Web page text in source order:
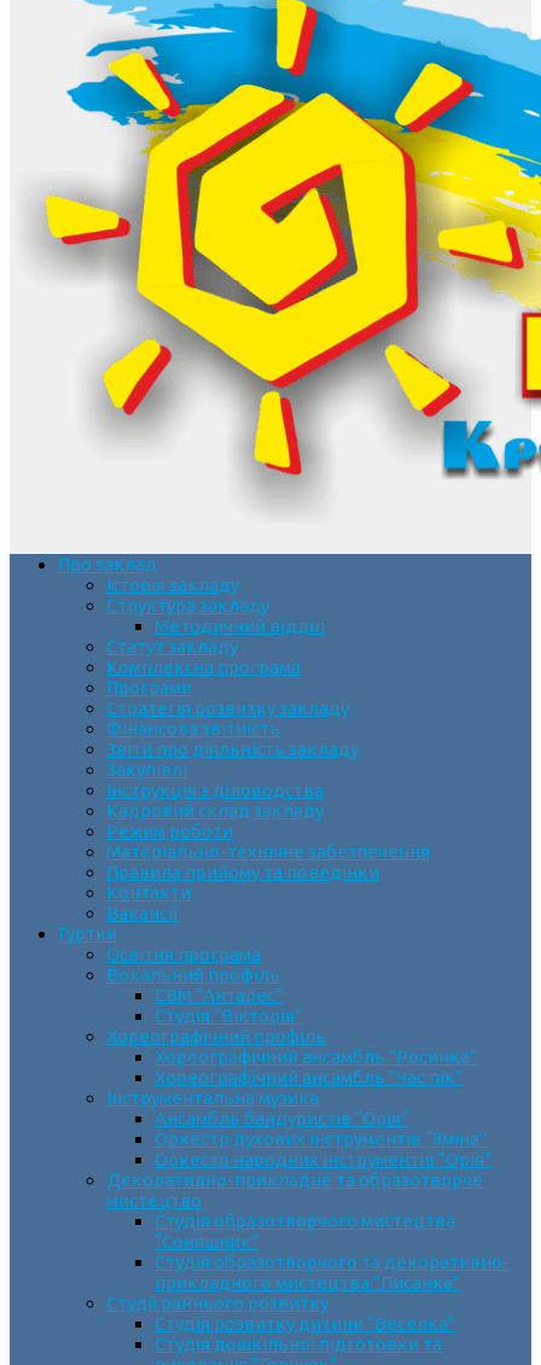
Про заклад
Історія закладу
Структура закладу
Методичний відділ
Статут закладу
Комплексна програма
Програми
Стратегія розвитку закладу
Фінансова звітність
Звіти про діяльність закладу
Закупівлі
Інструкція з діловодства
Кадровий склад закладу
Режим роботи
Матеріально-технічне забезпечення
Правила прийому та поведінки
Контакти
Вакансії
Гуртки
Освітня програма
Вокальний профіль
СВМ “Антарес”
Студія “Вікторія”
Хореографічний профіль
Хореографічний ансамбль “Росинка”
Хореографічний ансамбль “Час пік”
Інструментальна музика
Ансамбль бандуристів “Орія”
Оркестр духових інструментів “Зміна”
Оркестр народних інструментів “Орія”
Декоративно-прикладне та образотворче
мистецтво
Cтудія образотворчого мистецтва
“Соняшник”
Студія образотворчого та декоративно-
прикладного мистецтва “Писанка”
Студії раннього розвитку
Студія розвитку дитини “Веселка”
Студія дошкільної підготовки та